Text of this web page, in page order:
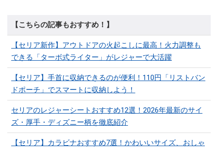
【こちらの記事もおすすめ！】
【セリア新作】アウトドアの火起こしに最高！火力調整も
できる「ターボ式ライター」がレジャーで大活躍
【セリア】手首に収納できるのが便利！110円「リストバン
ドポーチ」でスマートに収納しよう！
セリアのレジャーシートおすすめ12選！2026年最新のサイ
ズ・厚手・ディズニー柄を徹底紹介
【セリア】カラビナおすすめ7選！かわいいサイズ、おしゃ